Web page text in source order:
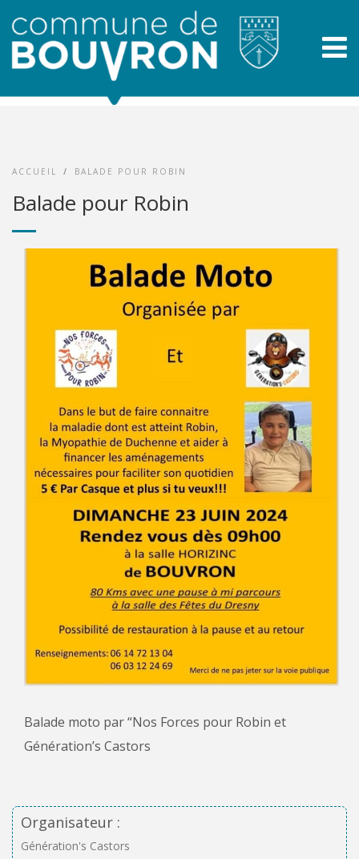
ACCUEIL / BALADE POUR ROBIN
Balade pour Robin
Balade moto par “Nos Forces pour Robin et
Génération’s Castors
Organisateur :
Génération's Castors